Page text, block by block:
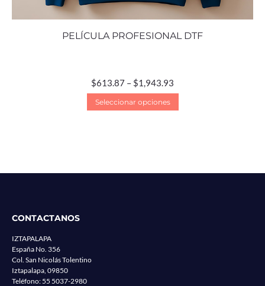
PELÍCULA PROFESIONAL DTF
$613.87 – $1,943.93
Seleccionar opciones
CONTACTANOS
IZTAPALAPA
España No. 356
Col. San Nicolás Tolentino
Iztapalapa, 09850
Teléfono: 55 5037-2980